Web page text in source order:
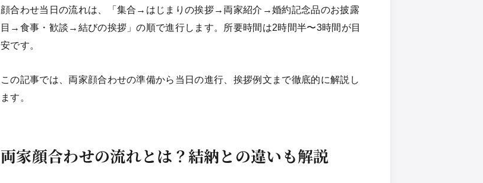
顔合わせ当日の流れは、「集合→はじまりの挨拶→両家紹介→婚約記念品のお披露
目→食事・歓談→結びの挨拶」の順で進行します。所要時間は2時間半〜3時間が目
安です。
この記事では、両家顔合わせの準備から当日の進行、挨拶例文まで徹底的に解説し
ます。
両家顔合わせの流れとは？結納との違いも解説